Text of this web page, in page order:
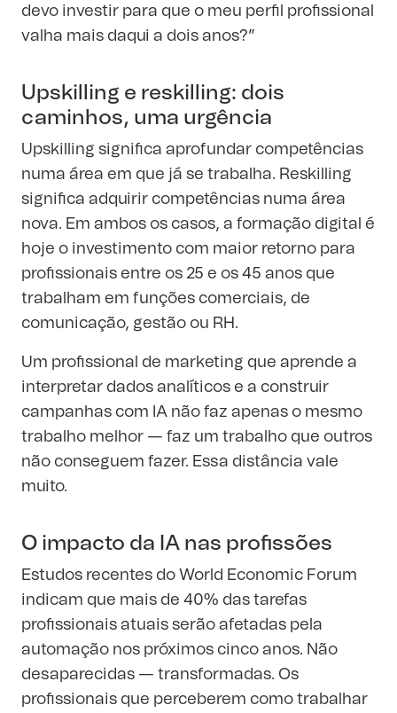
devo investir para que o meu perfil profissional
valha mais daqui a dois anos?”
Upskilling e reskilling: dois
caminhos, uma urgência
Upskilling significa aprofundar competências
numa área em que já se trabalha. Reskilling
significa adquirir competências numa área
nova. Em ambos os casos, a formação digital é
hoje o investimento com maior retorno para
profissionais entre os 25 e os 45 anos que
trabalham em funções comerciais, de
comunicação, gestão ou RH.
Um profissional de marketing que aprende a
interpretar dados analíticos e a construir
campanhas com IA não faz apenas o mesmo
trabalho melhor — faz um trabalho que outros
não conseguem fazer. Essa distância vale
muito.
O impacto da IA nas profissões
Estudos recentes do World Economic Forum
indicam que mais de 40% das tarefas
profissionais atuais serão afetadas pela
automação nos próximos cinco anos. Não
desaparecidas — transformadas. Os
profissionais que perceberem como trabalhar